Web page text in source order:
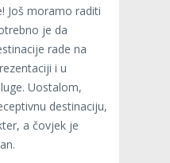
Još moramo raditi
je da
rade na
i u
Uostalom,
destinaciju,
a čovjek je